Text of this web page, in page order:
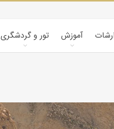
تور و گردشگری آموزش